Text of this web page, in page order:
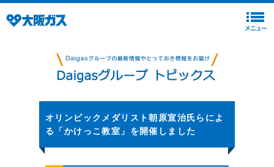
オリンピックメダリスト朝原宣治氏らによ
る「かけっこ教室」を開催しました